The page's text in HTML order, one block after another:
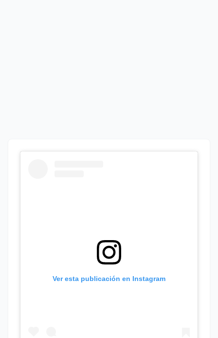
Ver esta publicación en Instagram